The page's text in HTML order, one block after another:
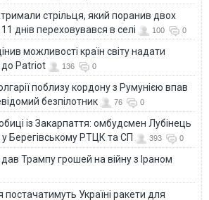
стрільця, який поранив двох
11 днів переховувався в селі
100 0
можливості країн світу надати
до Patriot
136 0
поблизу кордону з Румунією впав
безпілотник
76 0
із Закарпаття: омбудсмен Лубінець
Берегівському РТЦК та СП
393 0
Трампу грошей на війну з Іраном
Україні ракети для